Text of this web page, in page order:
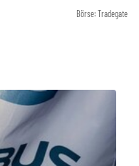
Börse: Tradegate